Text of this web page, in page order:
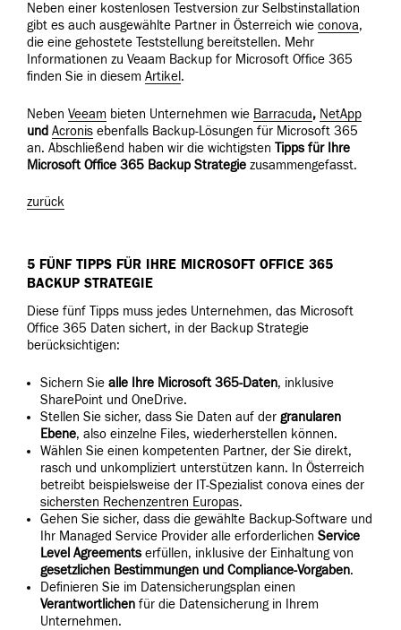
Neben einer kostenlosen Testversion zur Selbstinstallation
gibt es auch ausgewählte Partner in Österreich wie conova,
die eine gehostete Teststellung bereitstellen. Mehr
Informationen zu Veaam Backup for Microsoft Office 365
finden Sie in diesem Artikel .
Neben Veeam bieten Unternehmen wie Barracuda, NetApp
und Acronis ebenfalls Backup-Lösungen für Microsoft 365
an. Abschließend haben wir die wichtigsten Tipps für Ihre
Microsoft Office 365 Backup Strategie zusammengefasst.
zurück
5 FÜNF TIPPS FÜR IHRE MICROSOFT OFFICE 365
BACKUP STRATEGIE
Diese fünf Tipps muss jedes Unternehmen, das Microsoft
Office 365 Daten sichert, in der Backup Strategie
berücksichtigen:
Sichern Sie alle Ihre Microsoft 365-Daten, inklusive
SharePoint und OneDrive.
Stellen Sie sicher, dass Sie Daten auf der granularen
Ebene, also einzelne Files, wiederherstellen können.
Wählen Sie einen kompetenten Partner, der Sie direkt,
rasch und unkompliziert unterstützen kann. In Österreich
betreibt beispielsweise der IT-Spezialist conova eines der
sichersten Rechenzentren Europas.
Gehen Sie sicher, dass die gewählte Backup-Software und
Ihr Managed Service Provider alle erforderlichen Service
Level Agreements erfüllen, inklusive der Einhaltung von
gesetzlichen Bestimmungen und Compliance-Vorgaben.
Definieren Sie im Datensicherungsplan einen
Verantwortlichen für die Datensicherung in Ihrem
Unternehmen.